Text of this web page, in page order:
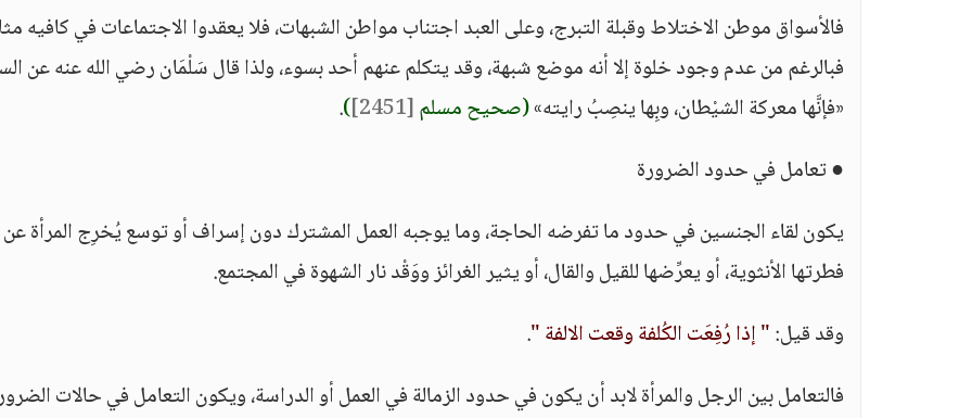
فالأسواق موطن الاختلاط وقبلة التبرج، وعلى العبد اجتناب مواطن الشبهات، فلا يعقدوا الاجتماعات في كافيه
فبالرغم من عدم وجود خلوة إلا أنه موضع شبهة، وقد يتكلم عنهم أحد بسوء، ولذا قال سَلْمَان رضي الله عنه عن
«فإنَّها معركة الشيْطان، وبِها ينصِبُ رايته»(صحيح مسلم[2451]
)
.
● تعامل في حدود الضرورة
يكون لقاء الجنسين في حدود ما تفرضه الحاجة، وما يوجبه العمل المشترك دون إسراف أو توسع يُخرِج المرأة عن
فطرتها الأنثوية، أو يعرِّضها للقيل والقال، أو يثير الغرائز ووَقْد نار الشهوة في المجتمع.
وقد قيل:" إذا رُفِعَت الكُلفة وقعت الالفة ".
فالتعامل بين الرجل والمرأة لابد أن يكون في حدود الزمالة في العمل أو الدراسة، ويكون التعامل في حالات